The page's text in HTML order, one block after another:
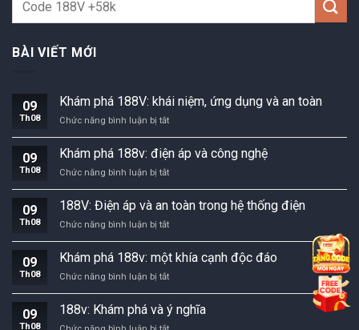
BÀI VIẾT MỚI
09
Th08
Khám phá 188V: khái niệm, ứng dụng và an toàn
Chức năng bình luận bị tắtKhám
188V:
khái
niệm,
ứng
dụng
an
toàn
09
Th08
Khám phá 188v: điện áp và công nghệ
Chức năng bình luận bị tắtKhám
188v:
điện
áp
và
công
09
Th08
188V: Điện áp và an toàn trong hệ thống điện
Chức năng bình luận bị tắt188V:
áp
và
an
toàn
trong
hệ
09
Th08
Khám phá 188v: một khía cạnh độc đáo
Chức năng bình luận bị tắtKhám
188v:
một
09
Th08
188v: Khám phá và ý nghĩa